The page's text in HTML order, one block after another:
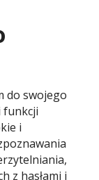
do swojego
funkcji
i
z hasłami i